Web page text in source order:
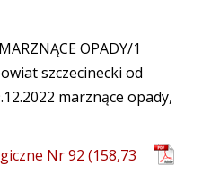
OPADY/1
szczecinecki od
marznące opady,
Nr 92